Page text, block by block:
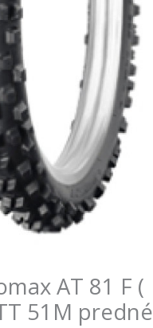
AT 81 F (
51M predné